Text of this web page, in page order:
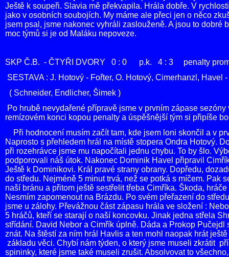
Ještě k soupeři. Slavia mě překvapila. Hrála dobře. V
jako v osobních soubojích. My máme ale přeci jen o něco
jsem psal, jsme nakonec vyhráli zaslouženě. A jsou to dobré
moc týmů si je od Maláku nepoveze.
SKP Č.B. - ČTYŘI DVORY 0 : 0 p.k. 4 : 3 penalty
SESTAVA : J. Hotový - Fořter, O. Hotový, Cimerhanzl,
( Schneider, Endlicher, Šimek )
Po hrubě nevydařené přípravě jsme v prvním zápase
remízovém konci kopou penalty a úspěšnější tým si připíše
Při hodnocení musím začít tam, kde jsem loni skončil a v
Naprosto s přehledem hrál na místě stopera Ondra Hotový.
při rozehrávce jsme mu napočítali jednu chybu. To by šlo.
podporovali náš útok. Nakonec Dominik Havel připravil
Ještě k Dominikovi. Král pravé strany obrany. Dopředu,
do středu. Nejméně 5 minut trvá, než se potká s míčem. Pak
naší bránu a přitom ještě sestřelit třeba Cimříka. Škoda,
Nesmím zapomenout na Brázdu. Po svém přeřazení do
jsme u zálohy. Převážnou část zápasu hrála ve složení :
5 hráčů, kteří se starají o naší koncovku. Jinak jedna střela
střídání. David Nebor a Cimřík úplně. Dáda a Prokop Pučejdl
znát. Na štěstí za ním hrál Havlis a ten mohl naopak hrát
základu věci. Chybí nám týden, o který jsme museli zkrátit
spininky, které jsme také museli zrušit. Absolvovat to